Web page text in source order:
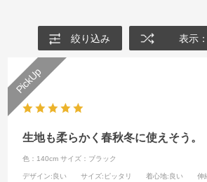
絞り込み 表示
生地も柔らかく春秋冬に使えそう。
色：140cm サイズ：ブラック
デザイン:良い サイズ:ピッタリ 着心地:良い 伸